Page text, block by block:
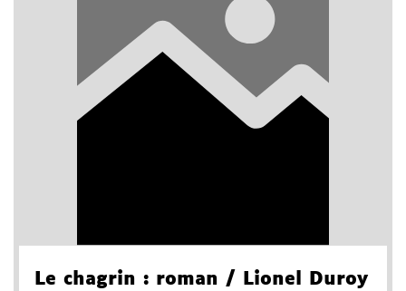
Le chagrin : roman / Lionel Duroy